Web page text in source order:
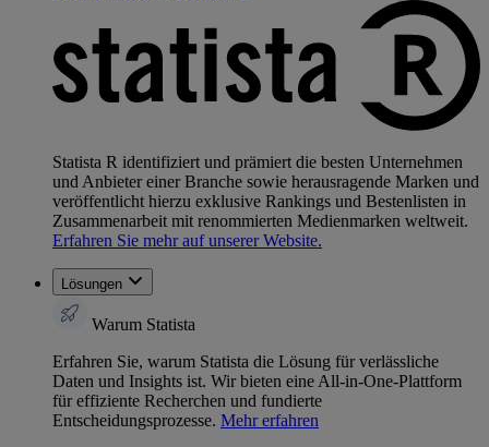
Statista R identifiziert und prämiert die besten Unternehmen
und Anbieter einer Branche sowie herausragende Marken und
veröffentlicht hierzu exklusive Rankings und Bestenlisten in
Zusammenarbeit mit renommierten Medienmarken weltweit.
Erfahren Sie mehr auf unserer Website.
Lösungen
Warum Statista
Erfahren Sie, warum Statista die Lösung für verlässliche
Daten und Insights ist. Wir bieten eine All-in-One-Plattform
für effiziente Recherchen und fundierte
Entscheidungsprozesse. Mehr erfahren